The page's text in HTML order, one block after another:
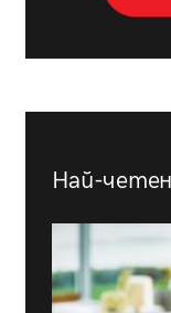
Най-